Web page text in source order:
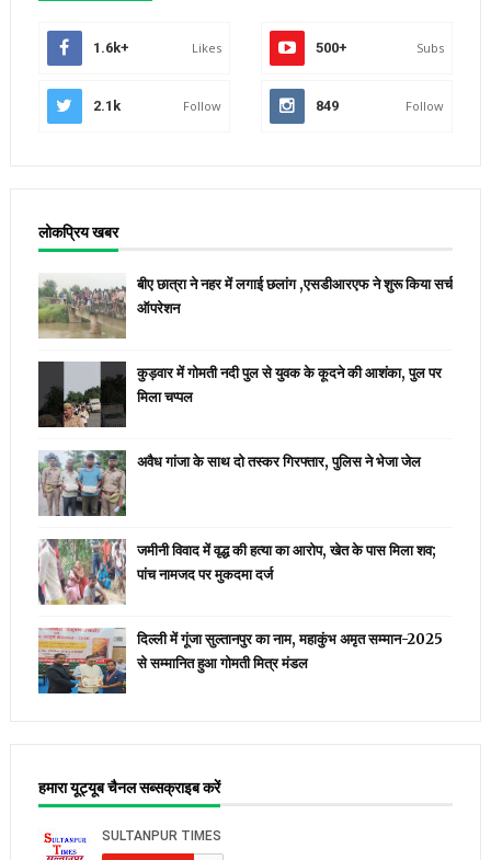
1.6k+ Likes 500+ Subs
2.1k Follow 849 Follow
लोकप्रिय खबर
बीए छात्रा ने नहर में लगाई छलांग ,एसडीआरएफ ने शुरू किया सर्च
ऑपरेशन
कुड़वार में गोमती नदी पुल से युवक के कूदने की आशंका, पुल पर
मिला चप्पल
अवैध गांजा के साथ दो तस्कर गिरफ्तार, पुलिस ने भेजा जेल
जमीनी विवाद में वृद्ध की हत्या का आरोप, खेत के पास मिला शव;
पांच नामजद पर मुकदमा दर्ज
दिल्ली में गूंजा सुल्तानपुर का नाम, महाकुंभ अमृत सम्मान-2025
से सम्मानित हुआ गोमती मित्र मंडल
हमारा यूट्यूब चैनल सब्सक्राइब करें